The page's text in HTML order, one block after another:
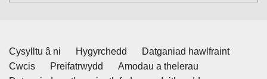
Cysylltu â ni Hygyrchedd
Datganiad hawlfraint
Cwcis
Preifatrwydd
Amodau a thelerau